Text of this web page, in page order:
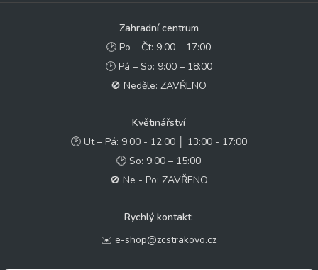
Zahradní centrum
🕑 Po – Čt: 9:00 – 17:00
🕑 Pá – So: 9:00 – 18:00
🚫 Neděle: ZAVŘENO
Květinářství
🕑 Ut – Pá: 9:00 - 12:00 │ 13:00 - 17:00
🕑 So: 9:00 – 15:00
🚫 Ne - Po: ZAVŘENO
Rychlý kontakt:
✉️ e-shop@zcstrakovo.cz